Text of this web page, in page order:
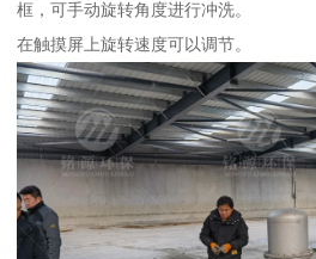
框，可手动旋转角度进行冲洗。
在触摸屏上旋转速度可以调节。